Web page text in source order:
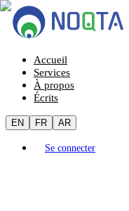
Accueil
Services
À propos
Écrits
EN FR AR
Se connecter